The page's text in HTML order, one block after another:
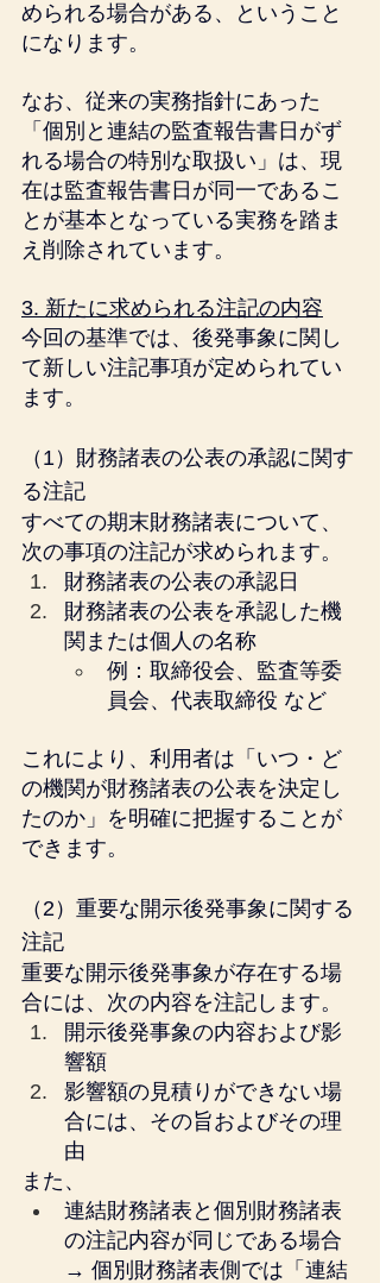
められる場合がある、ということ
になります。
なお、従来の実務指針にあった
「個別と連結の監査報告書日がず
れる場合の特別な取扱い」は、現
在は監査報告書日が同一であるこ
とが基本となっている実務を踏ま
え削除されています。
3. 新たに求められる注記の内容
今回の基準では、後発事象に関し
て新しい注記事項が定められてい
ます。
（1）財務諸表の公表の承認に関す
る注記
すべての期末財務諸表について、
次の事項の注記が求められます。
財務諸表の公表の承認日
財務諸表の公表を承認した機
関または個人の名称
例：取締役会、監査等委
員会、代表取締役 など
これにより、利用者は「いつ・ど
の機関が財務諸表の公表を決定し
たのか」を明確に把握することが
できます。
（2）重要な開示後発事象に関する
注記
重要な開示後発事象が存在する場
合には、次の内容を注記します。
開示後発事象の内容および影
響額
影響額の見積りができない場
合には、その旨およびその理
由
また、
連結財務諸表と個別財務諸表
の注記内容が同じである場合
→ 個別財務諸表側では「連結